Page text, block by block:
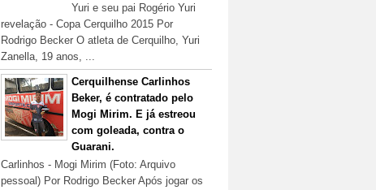
Yuri e seu pai Rogério Yuri
revelação - Copa Cerquilho 2015 Por
Rodrigo Becker O atleta de Cerquilho, Yuri
Zanella, 19 anos, ...
Cerquilhense Carlinhos
Beker, é contratado pelo
Mogi Mirim. E já estreou
com goleada, contra o
Guarani.
Carlinhos - Mogi Mirim (Foto: Arquivo
pessoal) Por Rodrigo Becker Após jogar os